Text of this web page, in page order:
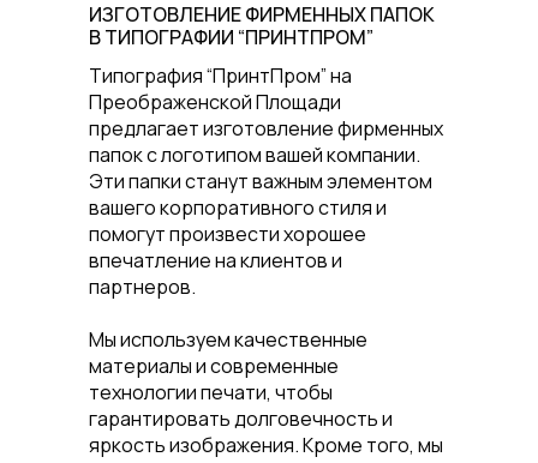
ИЗГОТОВЛЕНИЕ ФИРМЕННЫХ ПАПОК
В ТИПОГРАФИИ “ПРИНТПРОМ”
Типография “ПринтПром” на
Преображенской Площади
предлагает изготовление фирменных
папок с логотипом вашей компании.
Эти папки станут важным элементом
вашего корпоративного стиля и
помогут произвести хорошее
впечатление на клиентов и
партнеров.
Мы используем качественные
материалы и современные
технологии печати, чтобы
гарантировать долговечность и
яркость изображения. Кроме того, мы